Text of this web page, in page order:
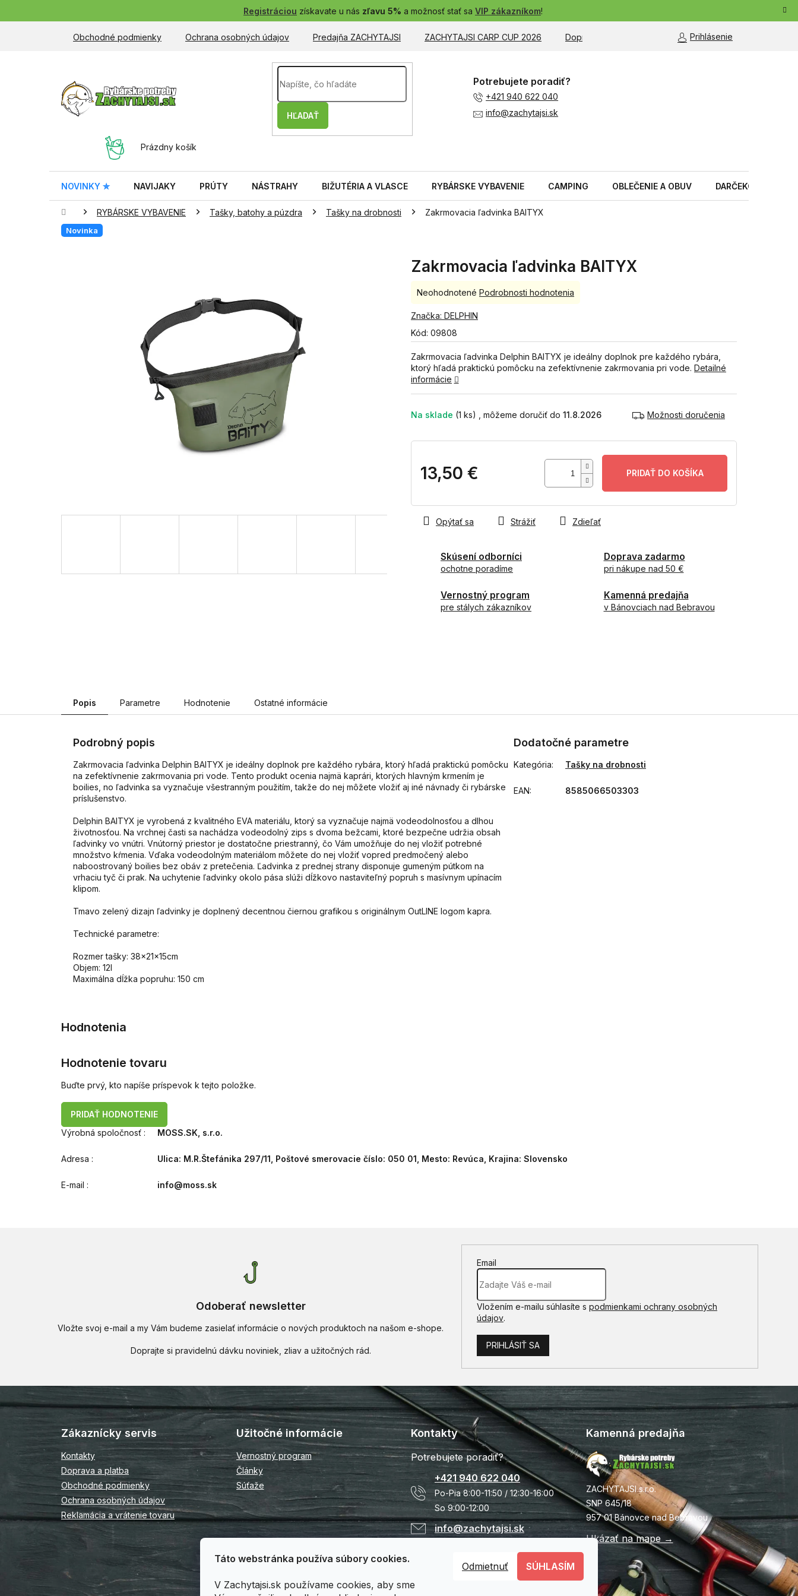
Táto webstránka používa súbory cookies.
V Zachytajsi.sk používame cookies, aby sme
Odmietnuť SÚHLASÍM
Registráciou získavate u nás zľavu 5% a možnosť stať sa VIP zákazníkom!
Obchodné podmienky Ochrana osobných údajov Predajňa ZACHYTAJSI ZACHYTAJSI CARP CUP 2026 Doprava a platba Moja objednávka
Prihlásenie
HĽADAŤ
Potrebujete poradiť?
+421 940 622 040
info@zachytajsi.sk
NÁKUPNÝ
Prázdny košík
NOVINKY ✮ NAVIJAKY PRÚTY NÁSTRAHY BIŽUTÉRIA A VLASCE RYBÁRSKE VYBAVENIE CAMPING OBLEČENIE A OBUV DARČEKOVÉ
DomovRYBÁRSKE VYBAVENIE Tašky, batohy a púzdra Tašky na drobnosti Zakrmovacia ľadvinka BAITYX
Novinka
Zakrmovacia ľadvinka BAITYX
Kód: 09808
Na sklade (1 ks) 11.8.2026 Možnosti doručenia
13,50 €
cena:
PRIDAŤ DO KOŠÍKA
Skúsení odborníci
ochotne poradíme
Doprava zadarmo
pri nákupe nad 50 €
Vernostný program
pre stálych zákazníkov
Kamenná predajňa
v Bánovciach nad Bebravou
Zakrmovacia ľadvinka Delphin BAITYX je ideálny doplnok pre každého rybára,
ktorý hľadá praktickú pomôcku na zefektívnenie zakrmovania pri vode. Detailné
informácie
Opýtať sa Strážiť Zdieľať
Priemerné
produktu
0,0
5
hviezdičiek.
Neohodnotené Podrobnosti hodnotenia
Značka: DELPHIN
Popis Parametre Hodnotenie Ostatné informácie
Podrobný popis
Zakrmovacia ľadvinka Delphin BAITYX je ideálny doplnok pre každého rybára, ktorý hľadá praktickú pomôcku
na zefektívnenie zakrmovania pri vode. Tento produkt ocenia najmä kaprári, ktorých hlavným krmením je
boilies, no ľadvinka sa vyznačuje všestranným použitím, takže do nej môžete vložiť aj iné návnady či rybárske
príslušenstvo.
Delphin BAITYX je vyrobená z kvalitného EVA materiálu, ktorý sa vyznačuje najmä vodeodolnosťou a dlhou
životnosťou. Na vrchnej časti sa nachádza vodeodolný zips s dvoma bežcami, ktoré bezpečne udržia obsah
ľadvinky vo vnútri. Vnútorný priestor je dostatočne priestranný, čo Vám umožňuje do nej vložiť potrebné
množstvo kŕmenia. Vďaka vodeodolným materiálom môžete do nej vložiť vopred predmočený alebo
naboostrovaný boilies bez obáv z pretečenia. Ľadvinka z prednej strany disponuje gumeným pútkom na
vrhaciu tyč či prak. Na uchytenie ľadvinky okolo pása slúži dĺžkovo nastaviteľný popruh s masívnym upínacím
klipom.
Tmavo zelený dizajn ľadvinky je doplnený decentnou čiernou grafikou s originálnym OutLINE logom kapra.
Technické parametre:
Rozmer tašky: 38x21x15cm
Objem: 12l
Maximálna dĺžka popruhu: 150 cm
Dodatočné parametre
Kategória: Tašky na drobnosti
EAN: 8585066503303
Hodnotenie tovaru
Buďte prvý, kto napíše príspevok k tejto položke.
PRIDAŤ HODNOTENIE
Výrobná spoločnosť : MOSS.SK, s.r.o.
Adresa : Ulica: M.R.Štefánika 297/11, Poštové smerovacie číslo: 050 01, Mesto: Revúca, Krajina: Slovensko
E-mail : info@moss.sk
Odoberať newsletter
Vložte svoj e-mail a my Vám budeme zasielať informácie o nových produktoch na našom e-shope.
Email
Vložením e-mailu súhlasíte s podmienkami ochrany osobných
údajov.
PRIHLÁSIŤ SA
Z
Zákaznícky servis
Kontakty
Doprava a platba
Obchodné podmienky
Ochrana osobných údajov
Reklamácia a vrátenie tovaru
Užitočné informácie
Vernostný program
Články
Súťaže
Kontakty
Potrebujete poradiť?
+421 940 622 040
Po-Pia 8:00-11:50 / 12:30-16:00
So 9:00-12:00
info@zachytajsi.sk
Kamenná predajňa
ZACHYTAJSI s.r.o.
SNP 645/18
957 01 Bánovce nad Bebravou
Ukázať na mape →